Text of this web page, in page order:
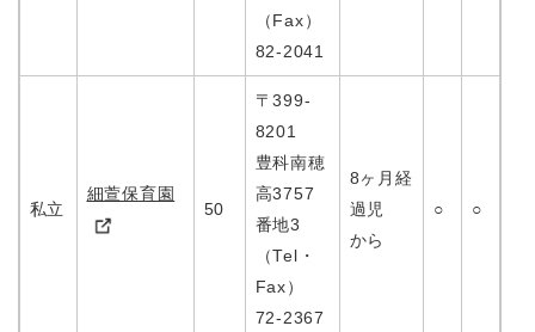
（Fax）
82-2041
私立
細萱保育園
50
〒399-
8201
豊科南穂
高3757
番地3
（Tel・
Fax）
72-2367
8ヶ月経
過児
から
○ ○